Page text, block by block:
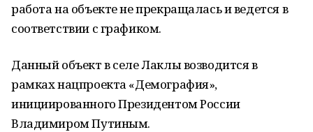
работа на объекте не прекращалась и ведется в
соответствии с графиком.
Данный объект в селе Лаклы возводится в
рамках нацпроекта «Демография»,
инициированного Президентом России
Владимиром Путиным.